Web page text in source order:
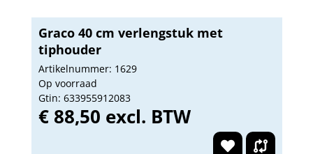
Graco 40 cm verlengstuk met
tiphouder
Artikelnummer: 1629
Op voorraad
Gtin: 633955912083
€ 88,50 excl. BTW